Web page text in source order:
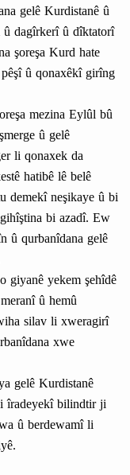
gelê Kurdistanê û
dagîrkerî û dîktatorî
şoreşa Kurd hate
û qonaxêkî girîng
mezina Eylûl bû
û gelê
li qonaxek da
hatibê lê belê
demekî neşikaye û bi
bi azadî. Ew
û qurbanîdana gelê
giyanê yekem şehîdê
û hemû
silav li xweragirî
xwe
gelê Kurdistanê
îradeyekî bilindtir ji
û berdewamî li